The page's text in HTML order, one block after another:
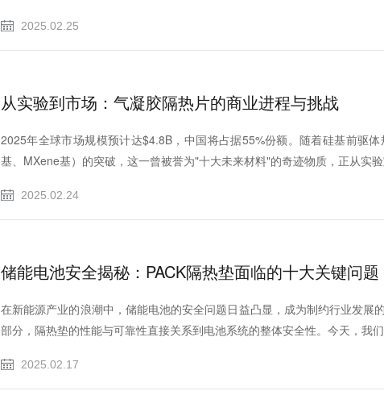
2025.02.25
从实验到市场：气凝胶隔热片的商业进程与挑战
2025年全球市场规模预计达$4.8B，中国将占据55%份额。随着硅基前驱
基、MXene基）的突破，这一曾被誉为"十大未来材料"的奇迹物质，正从实
2025.02.24
储能电池安全揭秘：PACK隔热垫面临的十大关键问题
在新能源产业的浪潮中，储能电池的安全问题日益凸显，成为制约行业发展
部分，隔热垫的性能与可靠性直接关系到电池系统的整体安全性。今天，我
2025.02.17